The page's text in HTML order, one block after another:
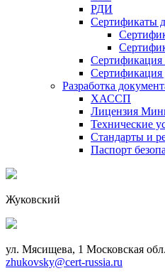
РДИ
Сертификаты
Сертификация
Разработка
ХАССП
Лицензия
Технические
Стандарты и
Паспорт
Жуковский
ул. Мясищева, 1 Московская обл.
zhukovsky@cert-russia.ru